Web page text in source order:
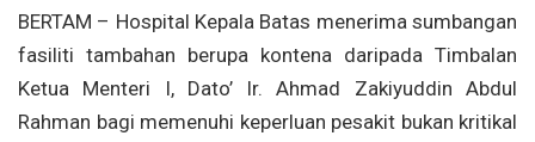
BERTAM – Hospital Kepala Batas menerima sumbangan
fasiliti tambahan berupa kontena daripada Timbalan
Ketua Menteri I, Dato’ Ir. Ahmad Zakiyuddin Abdul
Rahman bagi memenuhi keperluan pesakit bukan kritikal